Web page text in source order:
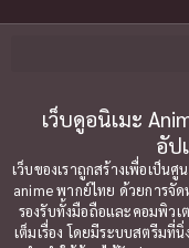
เว็บดูอนิเมะ
อัป
เว็บของเราถูกสร้างเพื่อเป็น
anime พากย์ไทย ด้วยการจั
รองรับทั้งมือถือและคอมพิว
เต็มเรื่อง โดยมีระบบสตรีมที่